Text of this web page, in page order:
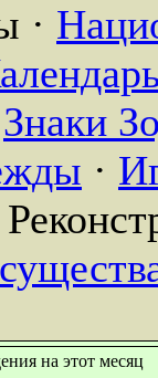
·
Знаки
·
на этот месяц